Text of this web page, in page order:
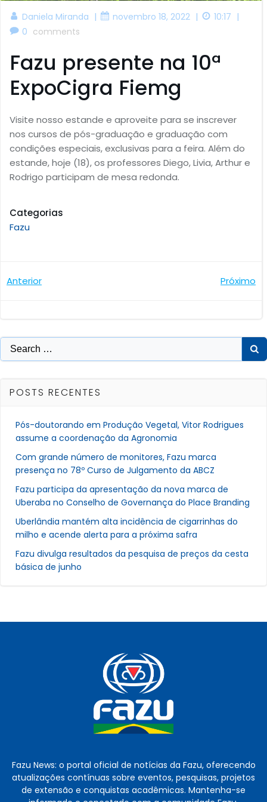
Daniela Miranda | novembro 18, 2022 | 10:17 |
0 comments
Fazu presente na 10ª
ExpoCigra Fiemg
Visite nosso estande e aproveite para se inscrever
nos cursos de pós-graduação e graduação com
condições especiais, exclusivas para a feira. Além do
estande, hoje (18), os professores Diego, Livia, Arthur e
Rodrigo participam de mesa redonda.
Categorias
Fazu
Navegação
Post
Anterior
Post
Próximo
Search
for:
POSTS RECENTES
Pós-doutorando em Produção Vegetal, Vitor Rodrigues
assume a coordenação da Agronomia
Com grande número de monitores, Fazu marca
presença no 78º Curso de Julgamento da ABCZ
Fazu participa da apresentação da nova marca de
Uberaba no Conselho de Governança do Place Branding
Uberlândia mantém alta incidência de cigarrinhas do
milho e acende alerta para a próxima safra
Fazu divulga resultados da pesquisa de preços da cesta
básica de junho
Fazu News: o portal oficial de notícias da Fazu, oferecendo
atualizações contínuas sobre eventos, pesquisas, projetos
de extensão e conquistas acadêmicas. Mantenha-se